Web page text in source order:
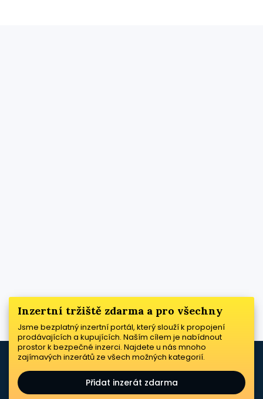
Inzertní tržiště zdarma a pro všechny
Jsme bezplatný inzertní portál, který slouží k propojení
prodávajících a kupujících. Naším cílem je nabídnout
prostor k bezpečné inzerci. Najdete u nás mnoho
zajímavých inzerátů ze všech možných kategorií.
Přidat inzerát zdarma